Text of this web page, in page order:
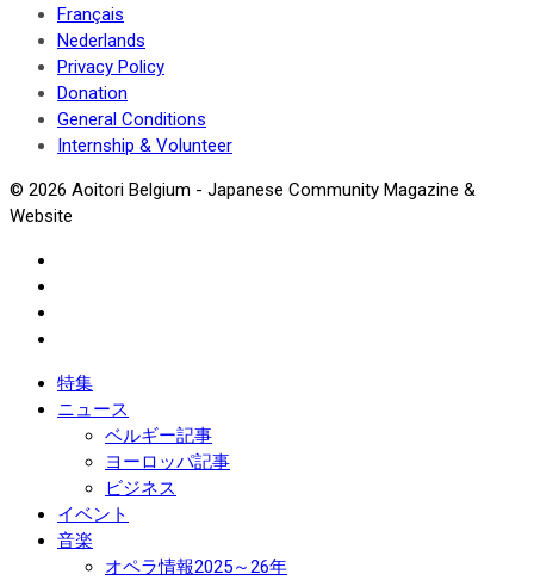
Français
Nederlands
Privacy Policy
Donation
General Conditions
Internship & Volunteer
© 2026 Aoitori Belgium - Japanese Community Magazine &
Website
特集
ニュース
ベルギー記事
ヨーロッパ記事
ビジネス
イベント
音楽
オペラ情報2025～26年